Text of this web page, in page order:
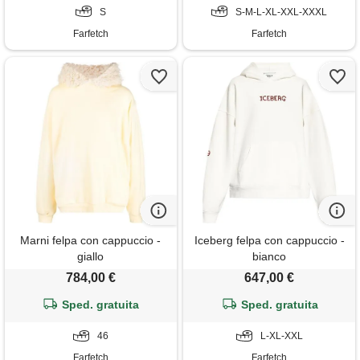
S
Farfetch
S-M-L-XL-XXL-XXXL
Farfetch
Marni felpa con cappuccio -
giallo
784,00 €
Sped. gratuita
46
Iceberg felpa con cappuccio -
bianco
647,00 €
Sped. gratuita
L-XL-XXL